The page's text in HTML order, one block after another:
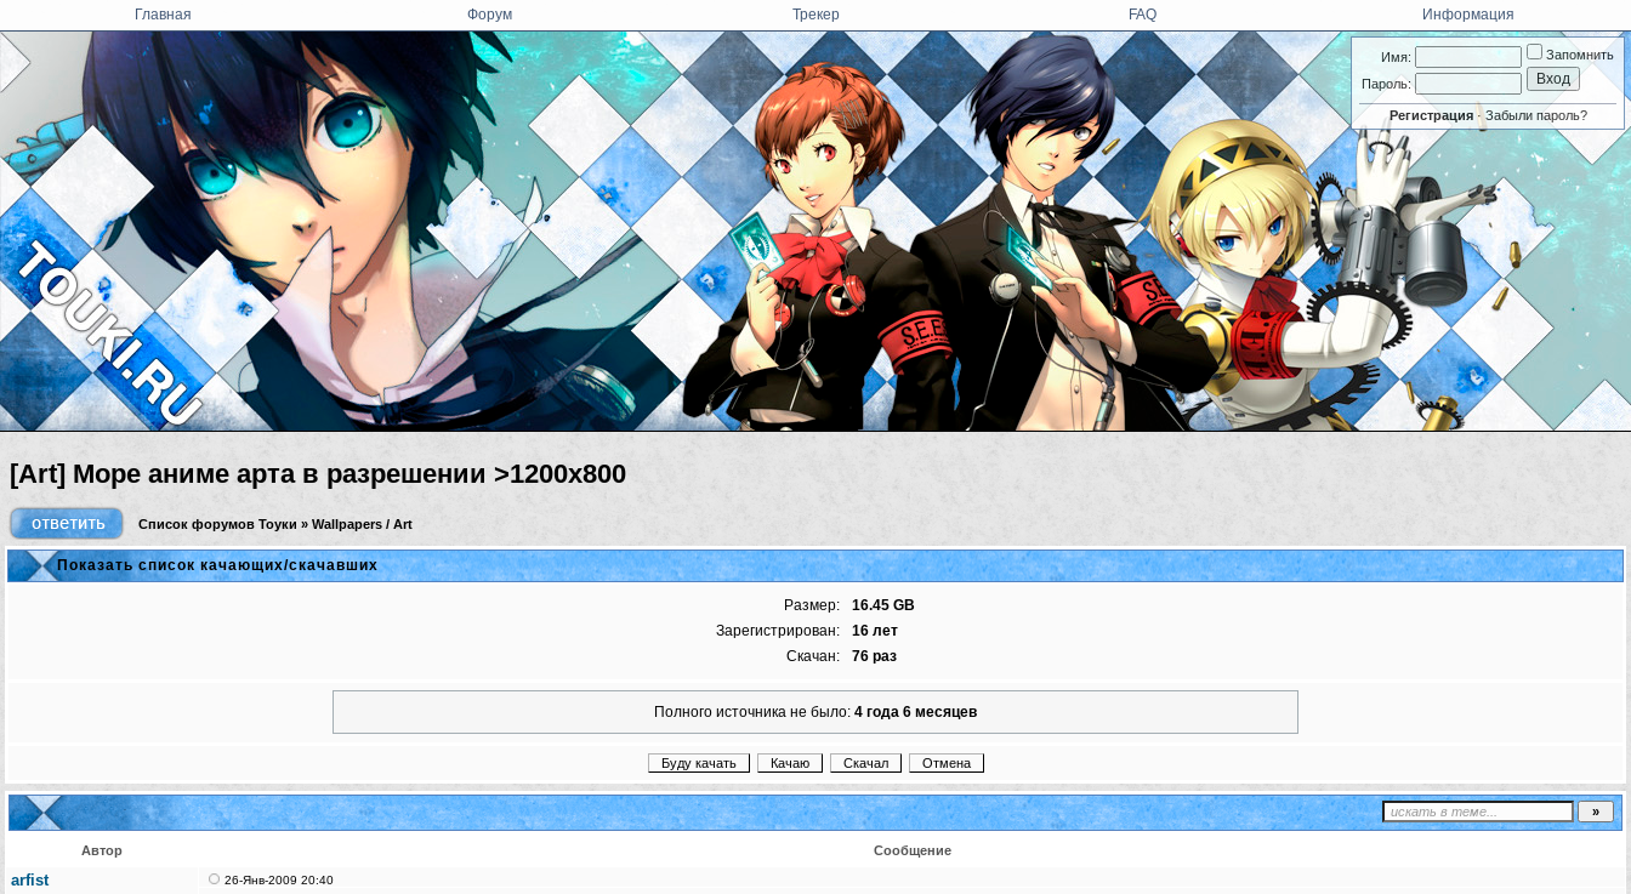
Имя:
Пароль:
Запомнить
Регистрация·Забыли пароль?
Главная Форум Трекер FAQ Информация
[Art] Море аниме арта в разрешении >1200x800
Список форумов Тоуки » Wallpapers / Art
Показать список качающих/скачавших
Размер:
16.45 GB
Зарегистрирован:
16 лет
Скачан:
76 раз
Полного источника не было: 4 года 6 месяцев
Автор Сообщение
arfist 26-Янв-2009 20:40